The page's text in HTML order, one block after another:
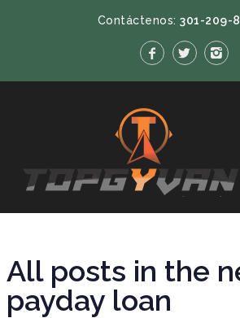
Contáctenos: 301-209-
All posts in the
payday loan